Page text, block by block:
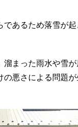
あるため落雪が起
まった雨水や雪
悪さによる問題